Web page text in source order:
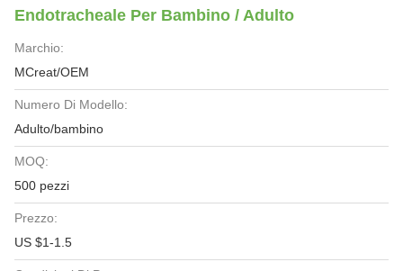
Endotracheale Per Bambino / Adulto
Marchio:
MCreat/OEM
Numero Di Modello:
Adulto/bambino
MOQ:
500 pezzi
Prezzo:
US $1-1.5